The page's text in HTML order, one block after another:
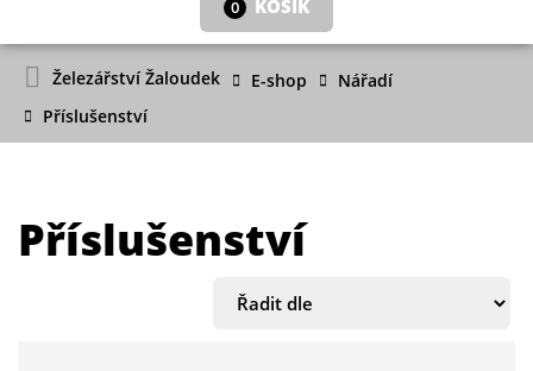
0 KOŠÍK
Železářství Žaloudek E-shop
Nářadí
Příslušenství
Příslušenství